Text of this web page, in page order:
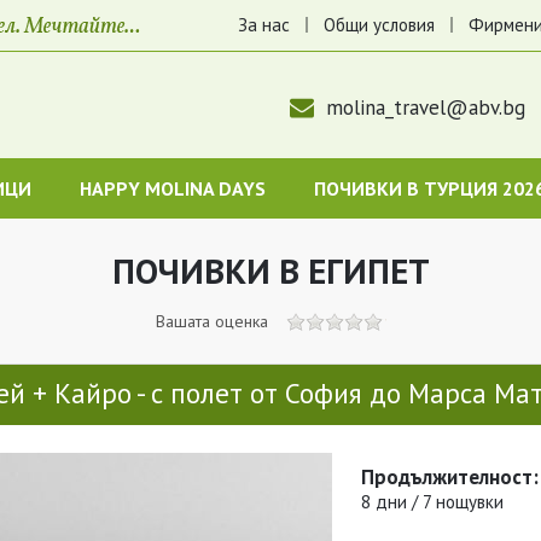
За нас Общи условия
molina_travel@abv.bg
HAPPY MOLINA DAYS ПОЧИВКИ В ТУРЦИЯ
ПОЧИВКИ В ЕГИПЕТ
Вашата оценка
+ Кайро - с полет от София до Марса
Продължителност:
8 дни / 7 нощувки